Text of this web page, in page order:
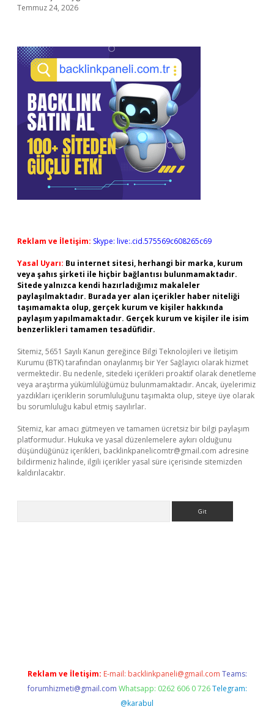
Temmuz 24, 2026
Reklam ve İletişim: Skype: live:.cid.575569c608265c69
Yasal Uyarı: Bu internet sitesi, herhangi bir marka, kurum
veya şahıs şirketi ile hiçbir bağlantısı bulunmamaktadır.
Sitede yalnızca kendi hazırladığımız makaleler
paylaşılmaktadır. Burada yer alan içerikler haber niteliği
taşımamakta olup, gerçek kurum ve kişiler hakkında
paylaşım yapılmamaktadır. Gerçek kurum ve kişiler ile isim
benzerlikleri tamamen tesadüfidir.
Sitemiz, 5651 Sayılı Kanun gereğince Bilgi Teknolojileri ve İletişim
Kurumu (BTK) tarafından onaylanmış bir Yer Sağlayıcı olarak hizmet
vermektedir. Bu nedenle, sitedeki içerikleri proaktif olarak denetleme
veya araştırma yükümlülüğümüz bulunmamaktadır. Ancak, üyelerimiz
yazdıkları içeriklerin sorumluluğunu taşımakta olup, siteye üye olarak
bu sorumluluğu kabul etmiş sayılırlar.
Sitemiz, kar amacı gütmeyen ve tamamen ücretsiz bir bilgi paylaşım
platformudur. Hukuka ve yasal düzenlemelere aykırı olduğunu
düşündüğünüz içerikleri, backlinkpanelicomtr@gmail.com adresine
bildirmeniz halinde, ilgili içerikler yasal süre içerisinde sitemizden
kaldırılacaktır.
Reklam ve İletişim: E-mail: backlinkpaneli@gmail.com Teams:
forumhizmeti@gmail.com Whatsapp: 0262 606 0 726 Telegram:
@karabul